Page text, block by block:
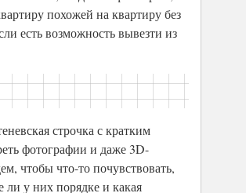
похожей на квартиру без
есть возможность вывезти из
строчка с кратким
фотографии и даже 3D-
чтобы что-то почувствовать,
у них порядке и какая